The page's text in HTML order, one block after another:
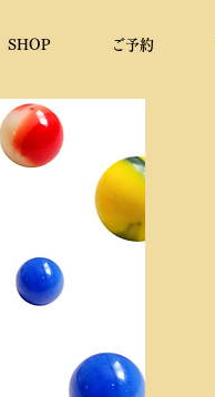
SHOP ご予約